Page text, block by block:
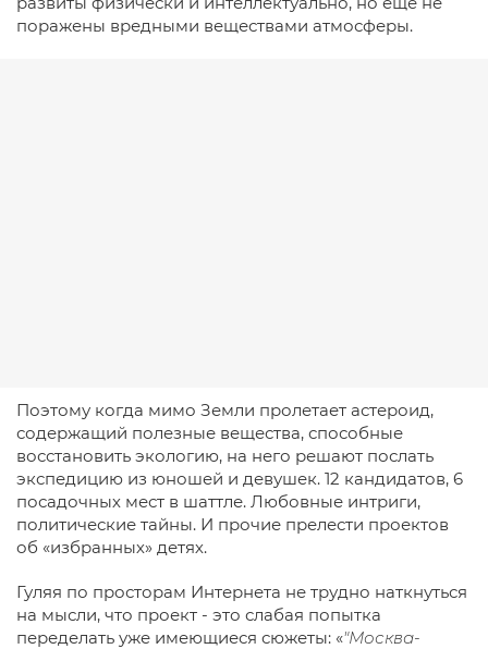
поражены вредными веществами атмосферы.
Поэтому когда мимо Земли пролетает астероид,
содержащий полезные вещества, способные
восстановить экологию, на него решают послать
экспедицию из юношей и девушек. 12 кандидатов, 6
посадочных мест в шаттле. Любовные интриги,
политические тайны. И прочие прелести проектов
об «избранных» детях.
Гуляя по просторам Интернета не трудно наткнуться
на мысли, что проект - это слабая попытка
переделать уже имеющиеся сюжеты: «"Москва-